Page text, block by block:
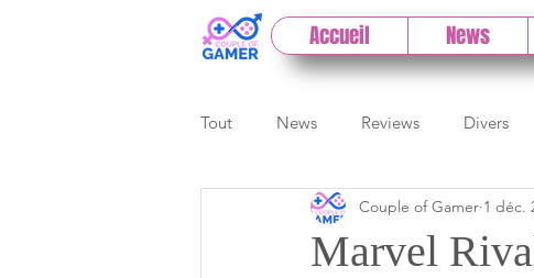
Accueil News
Tout News Reviews Divers
Previews Cloud
Marvel
Couple of Gamer 1 déc.